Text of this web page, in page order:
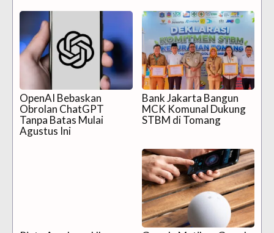
OpenAI Bebaskan
Obrolan ChatGPT
Tanpa Batas Mulai
Agustus Ini
Bank Jakarta Bangun
MCK Komunal Dukung
STBM di Tomang